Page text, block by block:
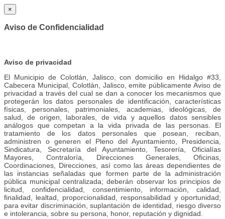
×
Aviso de Confidencialidad
Aviso de privacidad
El Municipio de Colotlán, Jalisco, con domicilio en Hidalgo #33,
Cabecera Municipal, Colotlán, Jalisco, emite públicamente Aviso de
privacidad a través del cual se dan a conocer los mecanismos que
protegerán los datos personales de identificación, características
físicas, personales, patrimoniales, academias, ideológicas, de
salud, de origen, laborales, de vida y aquellos datos sensibles
análogos que competan a la vida privada de las personas. El
tratamiento de los datos personales que posean, reciban,
administren o generen el Pleno del Ayuntamiento, Presidencia,
Sindicatura, Secretaría del Ayuntamiento, Tesorería, Oficialías
Mayores, Contraloría, Direcciones Generales, Oficinas,
Coordinaciones, Direcciones, así como las áreas dependientes de
las instancias señaladas que formen parte de la administración
pública municipal centralizada; deberán observar los principios de
licitud, confidencialidad, consentimiento, información, calidad,
finalidad, lealtad, proporcionalidad, responsabilidad y oportunidad;
para evitar discriminación, suplantación de identidad, riesgo diverso
e intolerancia, sobre su persona, honor, reputación y dignidad.